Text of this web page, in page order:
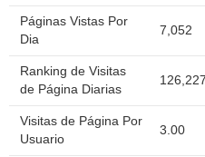
Páginas Vistas Por
Dia
7,052
Ranking de Visitas
de Página Diarias
126,227
Visitas de Página Por
Usuario
3.00